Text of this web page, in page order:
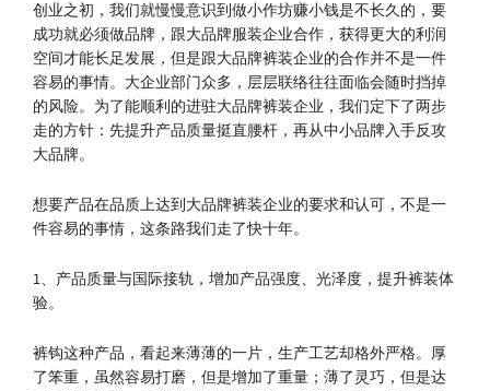
创业之初，我们就慢慢意识到做小作坊赚小钱是不长久的，要
成功就必须做品牌，跟大品牌服装企业合作，获得更大的利润
空间才能长足发展，但是跟大品牌裤装企业的合作并不是一件
容易的事情。大企业部门众多，层层联络往往面临会随时挡掉
的风险。为了能顺利的进驻大品牌裤装企业，我们定下了两步
走的方针：先提升产品质量挺直腰杆，再从中小品牌入手反攻
大品牌。
想要产品在品质上达到大品牌裤装企业的要求和认可，不是一
件容易的事情，这条路我们走了快十年。
1、产品质量与国际接轨，增加产品强度、光泽度，提升裤装体
验。
裤钩这种产品，看起来薄薄的一片，生产工艺却格外严格。厚
了笨重，虽然容易打磨，但是增加了重量；薄了灵巧，但是达